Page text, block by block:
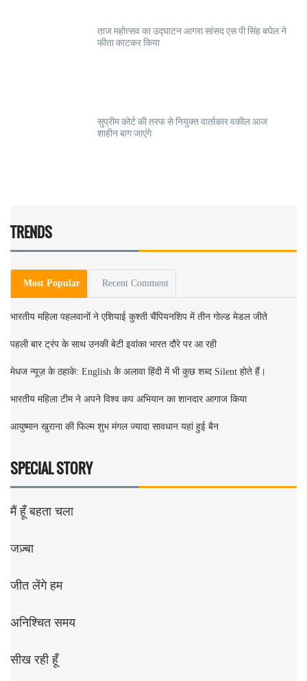
ताज महोत्सव का उद्घाटन आगरा सांसद एस पी सिंह बघेल ने
फीता काटकर किया
सुप्रीम कोर्ट की तरफ से नियुक्त वार्ताकार वकील आज
शाहीन बाग जाएंगे
TRENDS
Most Popular Recent Comment
भारतीय महिला पहलवानों ने एशियाई कुश्ती चैंपियनशिप में तीन गोल्ड मेडल जीते
पहली बार ट्रंप के साथ उनकी बेटी इवांका भारत दौरे पर आ रही
मेधज न्यूज़ के ठहाके: English के अलावा हिंदी में भी कुछ शब्द Silent होते हैं।
भारतीय महिला टीम ने अपने विश्व कप अभियान का शानदार आगाज किया
आयुष्मान खुराना की फिल्म शुभ मंगल ज्यादा सावधान यहां हुई बैन
SPECIAL STORY
मैं हूँ बहता चला
जज़्बा
जीत लेंगे हम
अनिश्चित समय
सीख रही हूँ